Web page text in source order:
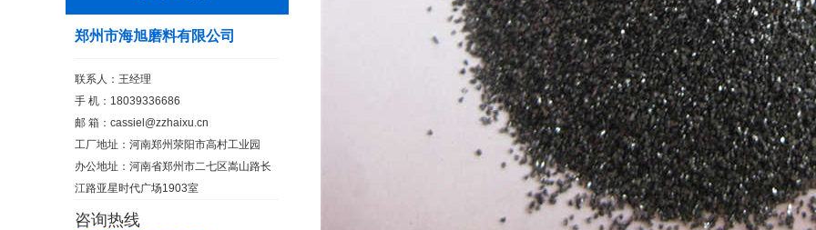
郑州市海旭磨料有限公司
联系人：王经理
手 机：18039336686
邮 箱：cassiel@zzhaixu.cn
工厂地址：河南郑州荥阳市高村工业园
办公地址：河南省郑州市二七区嵩山路长
江路亚星时代广场1903室
咨询热线